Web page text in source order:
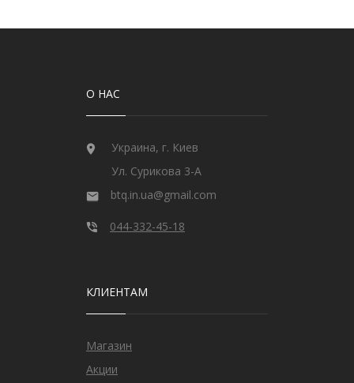
О НАС
Украина, г. Киев
Ул. Сурикова 3-А
btq.in.ua@gmail.com
044-332-45-18
КЛИЕНТАМ
Магазин
Акции